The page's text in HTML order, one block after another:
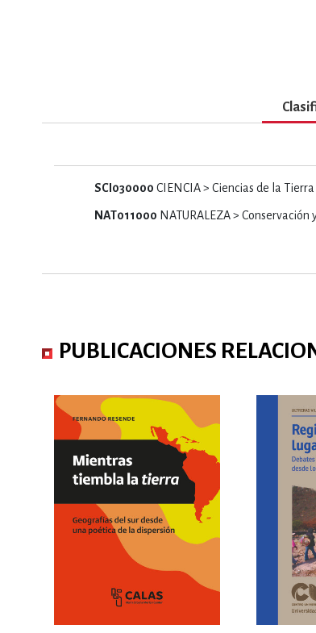
MATEMÁTICAS
NOVELA
SCI030000 CIENCIA > Ciencias de la
NAT011000 NATURALEZA >
PUBLICACIONES